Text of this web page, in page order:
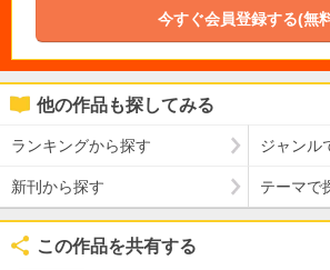
今すぐ会員登録する(無
他の作品も探してみる
ランキングから探す ジャンル
新刊から探す テーマで
この作品を共有する